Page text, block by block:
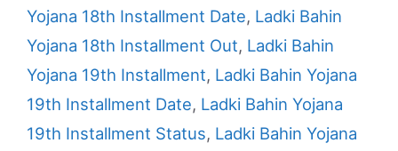
Yojana 18th Installment Date, Ladki Bahin
Yojana 18th Installment Out, Ladki Bahin
Yojana 19th Installment, Ladki Bahin Yojana
19th Installment Date, Ladki Bahin Yojana
19th Installment Status, Ladki Bahin Yojana